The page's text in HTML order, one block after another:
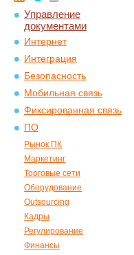
Управление
документами
Интернет
Интеграция
Безопасность
Мобильная связь
Фиксированная связь
ПО
Рынок ПК
Маркетинг
Торговые сети
Оборудование
Outsourcing
Кадры
Регулирование
Финансы